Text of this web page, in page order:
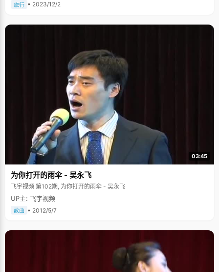
旅行 • 2023/12/2
03:45
为你打开的雨伞 - 吴永飞
飞宇视频 第102期, 为你打开的雨伞 - 吴永飞
UP主: 飞宇视频
歌曲 • 2012/5/7